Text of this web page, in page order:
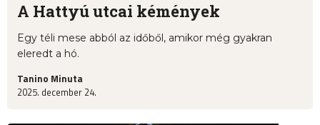
A Hattyú utcai kémények
Egy téli mese abból az időből, amikor még gyakran
eleredt a hó.
Tanino Minuta
2025. december 24.